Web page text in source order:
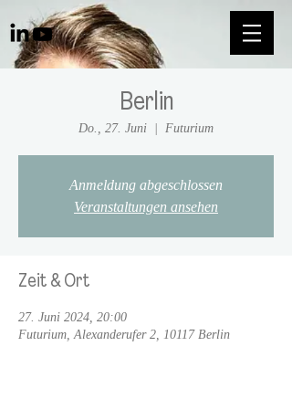
Berlin
Do., 27. Juni Futurium
Anmeldung abgeschlossen
Veranstaltungen ansehen
Zeit & Ort
27. Juni 2024, 20:00
Futurium, Alexanderufer 2, 10117 Berlin